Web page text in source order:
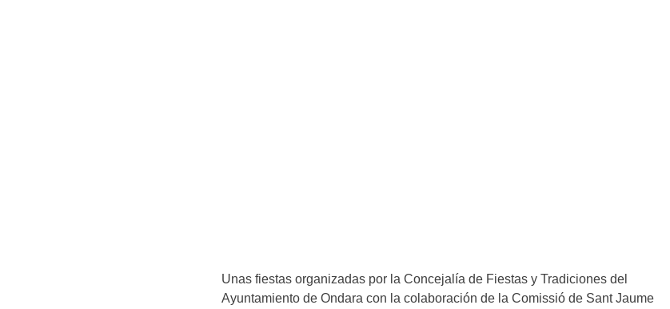
Unas fiestas organizadas por la Concejalía de Fiestas y Tradiciones del
Ayuntamiento de Ondara con la colaboración de la Comissió de Sant Jaume